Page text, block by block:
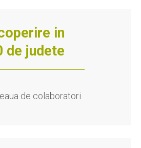
in
de judete
de colaboratori